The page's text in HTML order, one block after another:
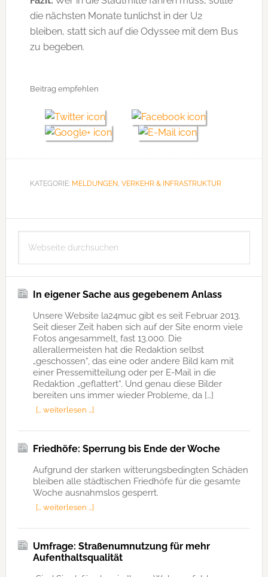
die nächsten Monate tunlichst in der U2
bleiben, statt sich auf die Odyssee mit dem Bus
zu begeben.
Beitrag empfehlen
KATEGORIE: MELDUNGEN, VERKEHR & INFRASTRUKTUR
Seitenspalte
durchsuchen
In eigener Sache aus gegebenem Anlass
Unsere Website la24muc gibt es seit Februar 2013.
Seit dieser Zeit haben sich auf der Site enorm viele
Fotos angesammelt, fast 13.000. Die
allerallermeisten hat die Redaktion selbst
„geschossen“, das eine oder andere Bild kam mit
einer Pressemitteilung oder per E-Mail in die
Redaktion „geflattert“. Und genau diese Bilder
bereiten uns immer wieder Probleme, da […]
[… weiterlesen …]
Friedhöfe: Sperrung bis Ende der Woche
Aufgrund der starken witterungsbedingten Schäden
bleiben alle städtischen Friedhöfe für die gesamte
Woche ausnahmslos gesperrt.
[… weiterlesen …]
Umfrage: Straßenumnutzung für mehr
Aufenthaltsqualität